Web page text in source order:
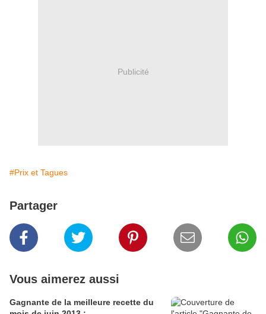
Publicité
#Prix et Tagues
Partager
Vous aimerez aussi
Gagnante de la meilleure recette du